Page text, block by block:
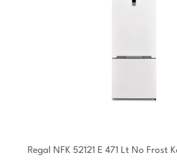
Regal NFK 52121 E 471 Lt No Frost